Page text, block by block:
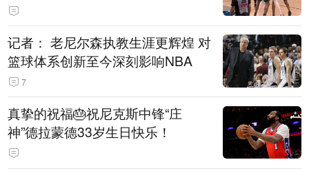
记者： 老尼尔森执教生涯更辉煌 对
篮球体系创新至今深刻影响NBA
7
真挚的祝福🎂祝尼克斯中锋“庄
神”德拉蒙德33岁生日快乐！